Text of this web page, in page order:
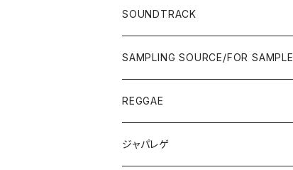
JAPAN ONLY RELEASE/REMIX
80'S
POPS/S.S.W.
ROCK/AOR
SOUNDTRACK
LP
JAPANESE
OTHERS
7"/12"
JAPANESE
SAMPLING SOURCE/FOR SAMPLE
REGGAE
ジャパレゲ